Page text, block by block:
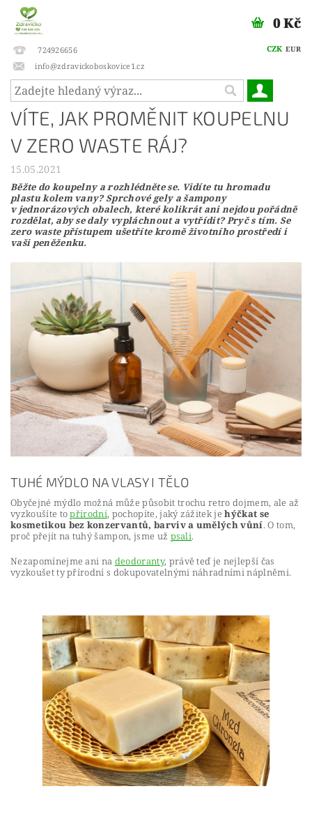
724926656
info@zdravickoboskovice1.cz
CZK EUR
0 Kč
VÍTE, JAK PROMĚNIT KOUPELNU
V ZERO WASTE RÁJ?
15.05.2021
Běžte do koupelny a rozhlédněte se. Vidíte tu hromadu
plastu kolem vany? Sprchové gely a šampony
v jednorázových obalech, které kolikrát ani nejdou pořádně
rozdělat, aby se daly vypláchnout a vytřídit? Pryč s tím. Se
zero waste přístupem ušetříte kromě životního prostředí i
vaši peněženku.
TUHÉ MÝDLO NA VLASY I TĚLO
Obyčejné mýdlo možná může působit trochu retro dojmem, ale až
vyzkoušíte topřírodní, pochopíte, jaký zážitek jehýčkat se
kosmetikou bez konzervantů, barviv a umělých vůní. O tom,
proč přejít na tuhý šampon, jsme už psali.
Nezapomínejme ani na deodoranty, právě teď je nejlepší čas
vyzkoušet ty přírodní s dokupovatelnými náhradními náplněmi.